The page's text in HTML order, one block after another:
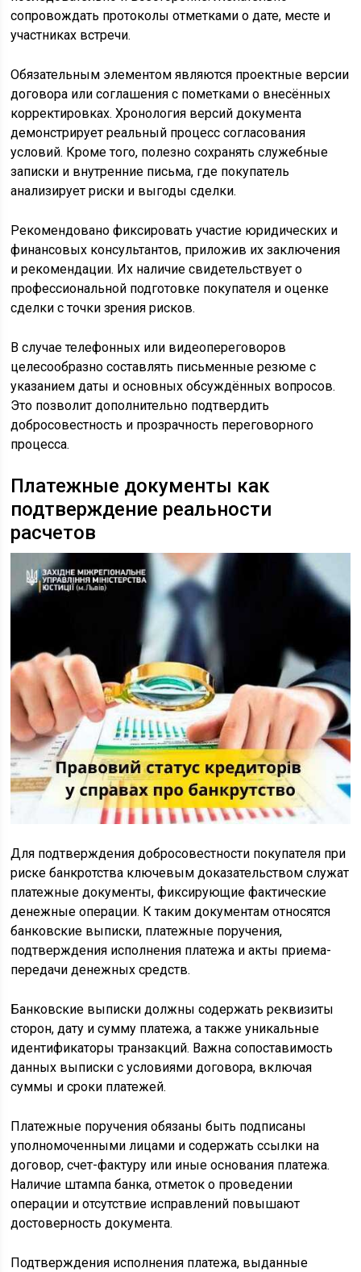
сопровождать протоколы отметками о дате, месте и
участниках встречи.
Обязательным элементом являются проектные версии
договора или соглашения с пометками о внесённых
корректировках. Хронология версий документа
демонстрирует реальный процесс согласования
условий. Кроме того, полезно сохранять служебные
записки и внутренние письма, где покупатель
анализирует риски и выгоды сделки.
Рекомендовано фиксировать участие юридических и
финансовых консультантов, приложив их заключения
и рекомендации. Их наличие свидетельствует о
профессиональной подготовке покупателя и оценке
сделки с точки зрения рисков.
В случае телефонных или видеопереговоров
целесообразно составлять письменные резюме с
указанием даты и основных обсуждённых вопросов.
Это позволит дополнительно подтвердить
добросовестность и прозрачность переговорного
процесса.
Платежные документы как
подтверждение реальности
расчетов
Для подтверждения добросовестности покупателя при
риске банкротства ключевым доказательством служат
платежные документы, фиксирующие фактические
денежные операции. К таким документам относятся
банковские выписки, платежные поручения,
подтверждения исполнения платежа и акты приема-
передачи денежных средств.
Банковские выписки должны содержать реквизиты
сторон, дату и сумму платежа, а также уникальные
идентификаторы транзакций. Важна сопоставимость
данных выписки с условиями договора, включая
суммы и сроки платежей.
Платежные поручения обязаны быть подписаны
уполномоченными лицами и содержать ссылки на
договор, счет-фактуру или иные основания платежа.
Наличие штампа банка, отметок о проведении
операции и отсутствие исправлений повышают
достоверность документа.
Подтверждения исполнения платежа, выданные